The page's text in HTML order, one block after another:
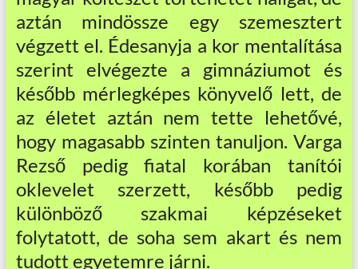
aztán mindössze egy szemesztert
végzett el. Édesanyja a kor mentalítása
szerint elvégezte a gimnáziumot és
később mérlegképes könyvelő lett, de
az életet aztán nem tette lehetővé,
hogy magasabb szinten tanuljon. Varga
Rezső pedig fiatal korában tanítói
oklevelet szerzett, később pedig
különböző szakmai képzéseket
folytatott, de soha sem akart és nem
tudott egyetemre járni.